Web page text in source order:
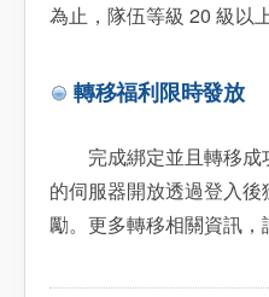
為止，隊伍等級 20 級以
轉移福利限時發放
完成綁定並且轉移成
的伺服器開放透過登入
勵。更多轉移相關資訊，